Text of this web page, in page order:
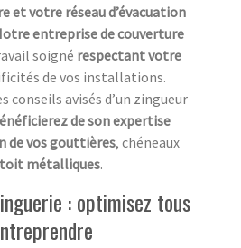
et votre réseau d’évacuation
entreprise de couverture
soigné respectant votre
de vos installations.
conseils avisés d’un zingueur
de son expertise
de vos gouttières, chéneaux
métalliques.
: optimisez tous